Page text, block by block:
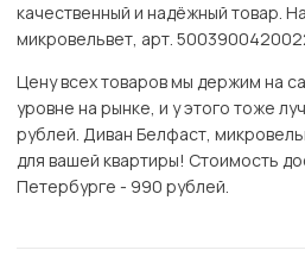
качественный и надёжный товар.
микровельвет, арт.
Цену всех товаров мы держим на
уровне на рынке, и у этого тоже
рублей. Диван Белфаст,
для вашей квартиры! Стоимость
Петербурге - 990 рублей.